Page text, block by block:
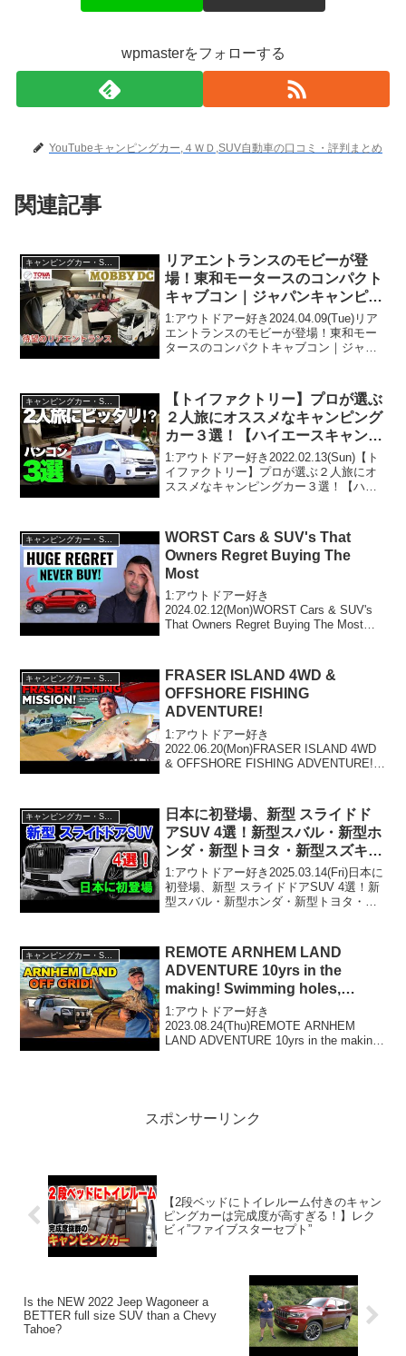
wpmasterをフォローする
YouTubeキャンピングカー,４ＷＤ,SUV自動車の口コミ・評判まとめ
関連記事
キャンピングカー・SUV人気車種
リアエントランスのモビーが登
場！東和モータースのコンパクト
キャブコン｜ジャパンキャンピン
グカーショー2024
1:アウトドアー好き2024.04.09(Tue)リア
エントランスのモビーが登場！東和モー
タースのコンパクトキャブコン｜ジャパ
ウトドアー好き2024.04.09(...
【トイファクトリー】プロが選ぶ
２人旅にオススメなキャンピング
カー３選！【ハイエースキャンピ
ングカー】
1:アウトドアー好き2022.02.13(Sun)【ト
イファクトリー】プロが選ぶ２人旅にオ
ススメなキャンピングカー３選！【ハイ
ドアー好き2022.02.13(Sun)...
キャンピングカー・SUV人気車種
WORST Cars & SUV's That
Owners Regret Buying The
Most
1:アウトドアー好き
2024.02.12(Mon)WORST Cars & SUV's
That Owners Regret Buying The Mostっ
2024.02.12(M...
FRASER ISLAND 4WD &
OFFSHORE FISHING
ADVENTURE!
1:アウトドアー好き
2022.06.20(Mon)FRASER ISLAND 4WD
& OFFSHORE FISHING ADVENTURE!っ
2022.06.20(Mon)この動...
キャンピングカー・SUV人気車種
日本に初登場、新型 スライドド
アSUV 4選！新型スバル・新型ホ
ンダ・新型トヨタ・新型スズキの
全貌公開！
1:アウトドアー好き2025.03.14(Fri)日本に
初登場、新型 スライドドアSUV 4選！新
型スバル・新型ホンダ・新型トヨタ・新
ー好き2025.03.14(Fr...
REMOTE ARNHEM LAND
ADVENTURE 10yrs in the
making! Swimming holes,
fishing & mud crab catch &
cook
1:アウトドアー好き
2023.08.24(Thu)REMOTE ARNHEM
LAND ADVENTURE 10yrs in the making!
スポンサーリンク
【2段ベッドにトイレルーム付きのキャン
ピングカーは完成度が高すぎる！】レク
ビィ”ファイブスターセプト”
Is the NEW 2022 Jeep Wagoneer a
BETTER full size SUV than a Chevy
Tahoe?